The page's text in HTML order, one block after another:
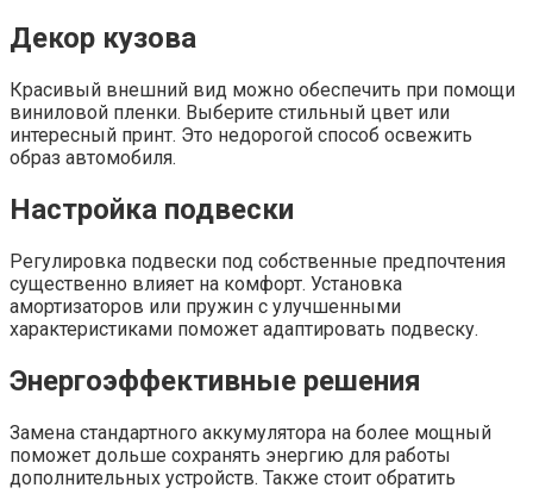
Декор кузова
Красивый внешний вид можно обеспечить при помощи
виниловой пленки. Выберите стильный цвет или
интересный принт. Это недорогой способ освежить
образ автомобиля.
Настройка подвески
Регулировка подвески под собственные предпочтения
существенно влияет на комфорт. Установка
амортизаторов или пружин с улучшенными
характеристиками поможет адаптировать подвеску.
Энергоэффективные решения
Замена стандартного аккумулятора на более мощный
поможет дольше сохранять энергию для работы
дополнительных устройств. Также стоит обратить